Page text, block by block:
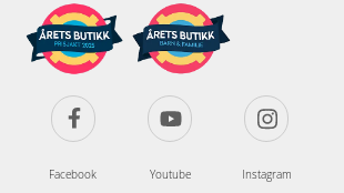
Facebook Youtube Instagram